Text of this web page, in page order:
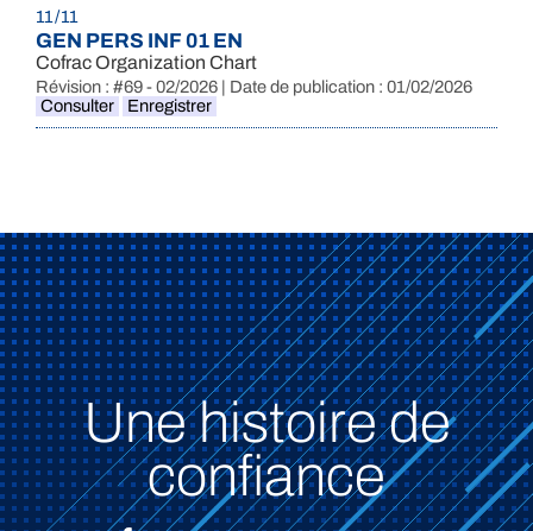
11 / 11
GEN PERS INF 01 EN
Cofrac Organization Chart
Révision : #69 - 02/2026 | Date de publication : 01/02/2026
Consulter
Enregistrer
Une histoire de
confiance